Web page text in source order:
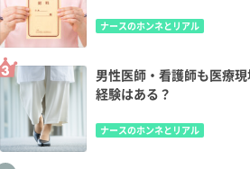
ナースのホンネとリアル
男性医師・看護師も医療
経験はある？
ナースのホンネとリアル